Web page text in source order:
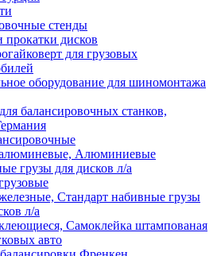
стенды
прокатки дисков
для грузовых
оборудование для шиномонтажа
балансировочных станков,
Алюминиевые
грузы для дисков л/а
Cтандарт набивные грузы
л/а
Самоклейка штампованая
авто